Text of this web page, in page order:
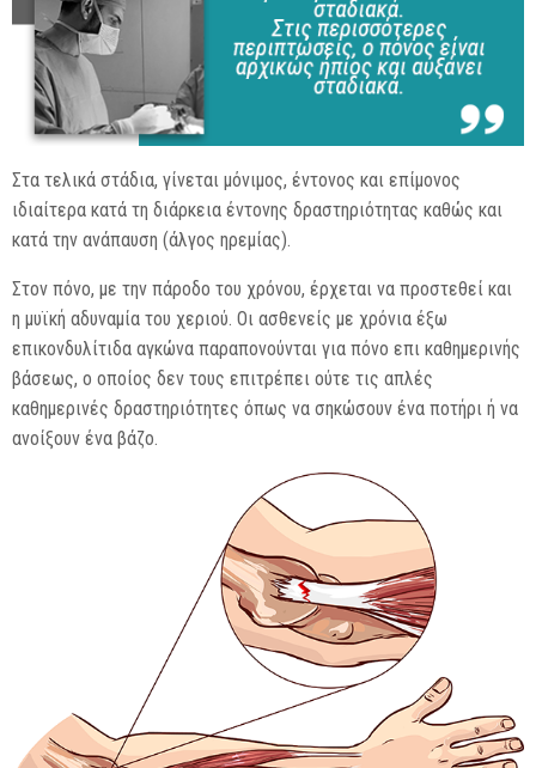
Στα τελικά στάδια, γίνεται μόνιμος, έντονος και επίμονος
ιδιαίτερα κατά τη διάρκεια έντονης δραστηριότητας καθώς και
κατά την ανάπαυση (άλγος ηρεμίας).
Στον πόνο, με την πάροδο του χρόνου, έρχεται να προστεθεί και
η μυϊκή αδυναμία του χεριού. Οι ασθενείς με χρόνια έξω
επικονδυλίτιδα αγκώνα παραπονούνται για πόνο επι καθημερινής
βάσεως, ο οποίος δεν τους επιτρέπει ούτε τις απλές
καθημερινές δραστηριότητες όπως να σηκώσουν ένα ποτήρι ή να
ανοίξουν ένα βάζο.